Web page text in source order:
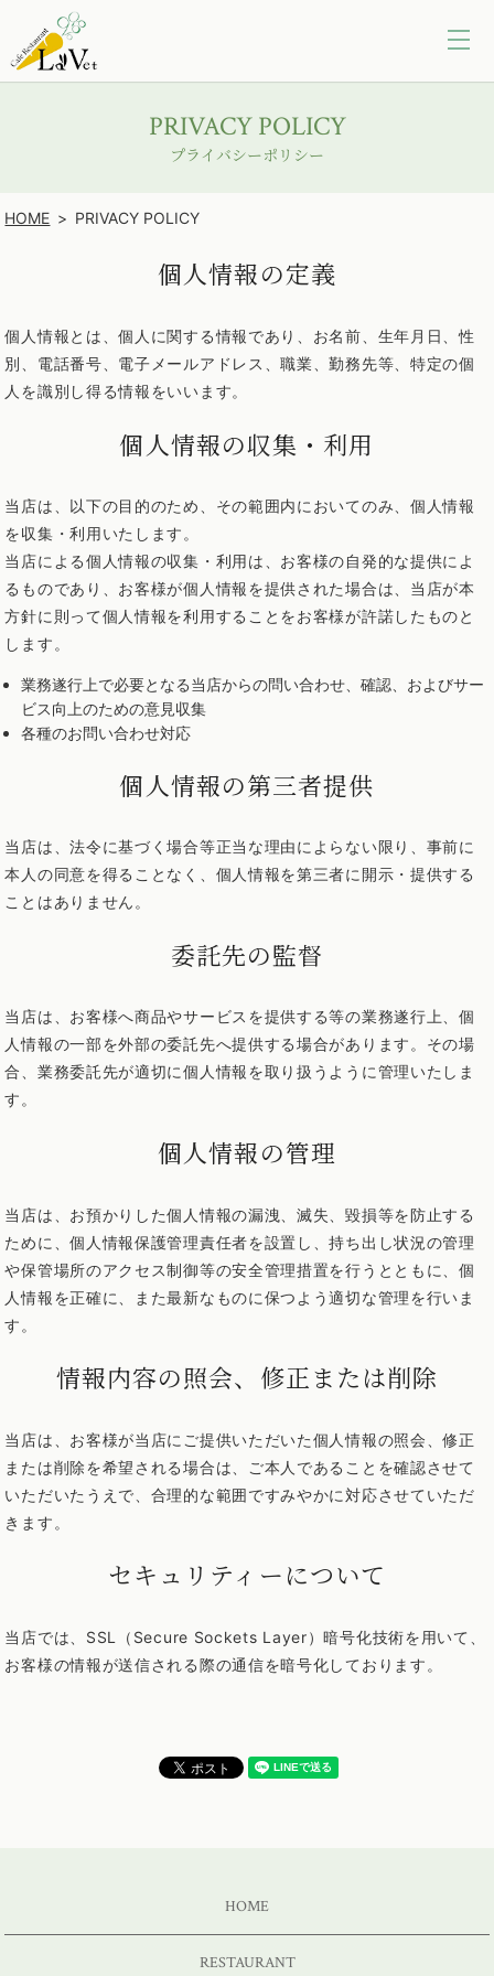
PRIVACY POLICY
プライバシーポリシー
HOME PRIVACY POLICY
個人情報の定義
個人情報とは、個人に関する情報であり、お名前、生年月日、性
別、電話番号、電子メールアドレス、職業、勤務先等、特定の個
人を識別し得る情報をいいます。
個人情報の収集・利用
当店は、以下の目的のため、その範囲内においてのみ、個人情報
を収集・利用いたします。
当店による個人情報の収集・利用は、お客様の自発的な提供によ
るものであり、お客様が個人情報を提供された場合は、当店が本
方針に則って個人情報を利用することをお客様が許諾したものと
します。
業務遂行上で必要となる当店からの問い合わせ、確認、およびサー
ビス向上のための意見収集
各種のお問い合わせ対応
個人情報の第三者提供
当店は、法令に基づく場合等正当な理由によらない限り、事前に
本人の同意を得ることなく、個人情報を第三者に開示・提供する
ことはありません。
委託先の監督
当店は、お客様へ商品やサービスを提供する等の業務遂行上、個
人情報の一部を外部の委託先へ提供する場合があります。その場
合、業務委託先が適切に個人情報を取り扱うように管理いたしま
す。
個人情報の管理
当店は、お預かりした個人情報の漏洩、滅失、毀損等を防止する
ために、個人情報保護管理責任者を設置し、持ち出し状況の管理
や保管場所のアクセス制御等の安全管理措置を行うとともに、個
人情報を正確に、また最新なものに保つよう適切な管理を行いま
す。
情報内容の照会、修正または削除
当店は、お客様が当店にご提供いただいた個人情報の照会、修正
または削除を希望される場合は、ご本人であることを確認させて
いただいたうえで、合理的な範囲ですみやかに対応させていただ
きます。
セキュリティーについて
当店では、SSL（Secure Sockets Layer）暗号化技術を用いて、
お客様の情報が送信される際の通信を暗号化しております。
HOME
RESTAURANT